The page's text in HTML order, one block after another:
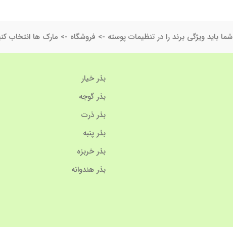
شما باید ویژگی برند را در تنظیمات پوسته -> فروشگاه -> مارک ها انتخاب
بذر خیار
بذر گوجه
بذر ذرت
بذر پنبه
بذر خربزه
بذر هندوانه